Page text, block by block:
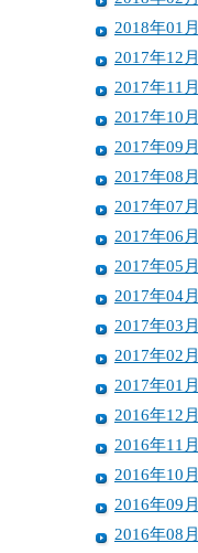
2018年01月
2017年12月
2017年11月
2017年10月
2017年09月
2017年08月
2017年07月
2017年06月
2017年05月
2017年04月
2017年03月
2017年02月
2017年01月
2016年12月
2016年11月
2016年10月
2016年09月
2016年08月